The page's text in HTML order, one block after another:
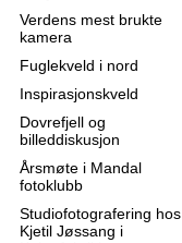
Verdens mest brukte
kamera
Fuglekveld i nord
Inspirasjonskveld
Dovrefjell og
billeddiskusjon
Årsmøte i Mandal
fotoklubb
Studiofotografering hos
Kjetil Jøssang i